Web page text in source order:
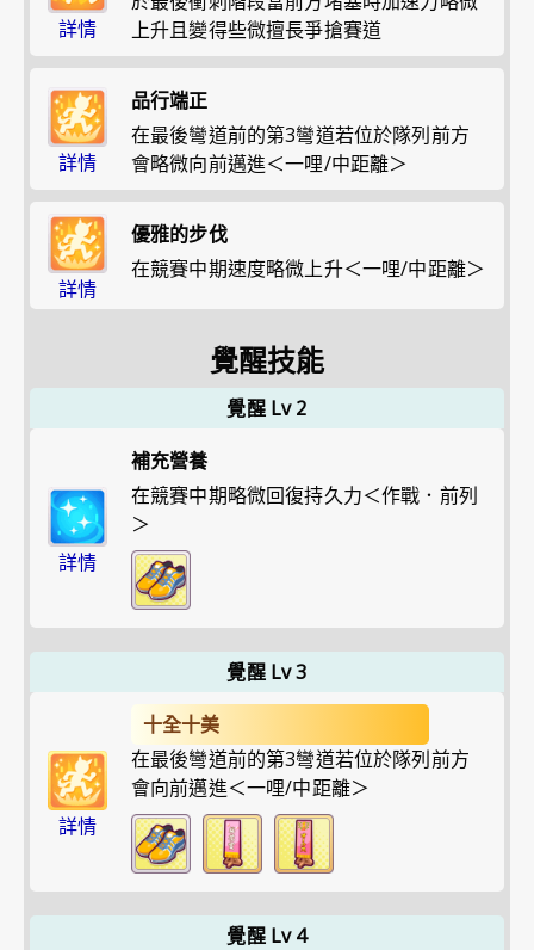
詳情
上升且變得些微擅長爭搶賽道
詳情
品行端正
在最後彎道前的第3彎道若位於隊列前方
會略微向前邁進＜一哩/中距離＞
詳情
優雅的步伐
在競賽中期速度略微上升＜一哩/中距離＞
覺醒技能
覺醒 Lv 2
詳情
補充營養
在競賽中期略微回復持久力＜作戰．前列
＞
覺醒 Lv 3
詳情
十全十美
在最後彎道前的第3彎道若位於隊列前方
會向前邁進＜一哩/中距離＞
覺醒 Lv 4